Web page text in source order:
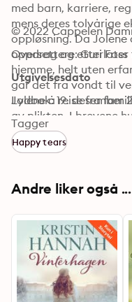
med barn, karriere,
mens deres tolvårige
oppløsning. Da
oppdrag og etterlater
hjemme, helt uten
går det fra vondt til
Jolene å reise fra
av plikten. I brevene
alt er i orden, for å
å endre Jolene mer
© 2022 Cappelen
Oversettere: Guri Foss
Utgivelsesdato
Lydbok: 19. desember
Tagger
Happy tears
Andre liker også ...